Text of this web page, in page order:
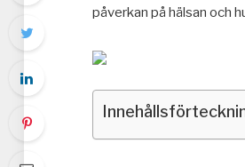
påverkan på hälsan och